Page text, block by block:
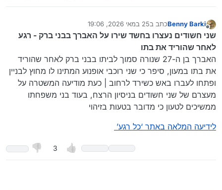
Benny Barkiכתב ב25 במאי 2026, 19:06
נערך לאחרונה על ידי Benny Barki
שני חשודים נעצרו בחשד שירו על האברך בבני ברק - רגע
לאחר שהוריד את בתו
האברך בן ה-27 שנורה סמוך לביתו בבני ברק לאחר שהוריד
את בתו במעון, סיפר כי שני רוכבי אופנוע המתינו לו מחוץ לבניין
ופתחו לעברו באש כשירד לרחוב | כעת מודיעה המשטרה על
מעצרם של שני חשודים בניסיון הרצח, בעוד בני משפחתו
ממשיכים לטעון כי מדובר בטעות בזיהוי
לידיעה המלאה באתר ‘כל רגע’
3